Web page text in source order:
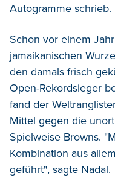
Autogramme schrieb.
Schon vor einem
jamaikanischen
den damals frisch
Open-Rekordsieger
fand der
Mittel gegen die
Spielweise Browns.
Kombination aus
geführt", sagte Nadal.